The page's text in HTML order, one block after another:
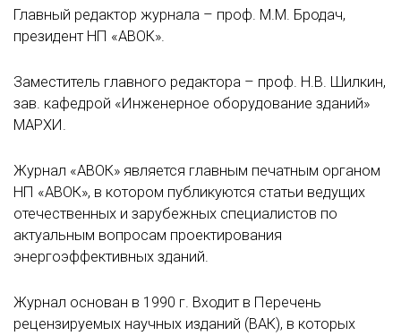
Главный редактор журнала – проф. М.М. Бродач,
президент НП «АВОК».
Заместитель главного редактора – проф. Н.В. Шилкин,
зав. кафедрой «Инженерное оборудование зданий»
МАРХИ.
Журнал «АВОК» является главным печатным органом
НП «АВОК», в котором публикуются статьи ведущих
отечественных и зарубежных специалистов по
актуальным вопросам проектирования
энергоэффективных зданий.
Журнал основан в 1990 г. Входит в Перечень
рецензируемых научных изданий (ВАК), в которых